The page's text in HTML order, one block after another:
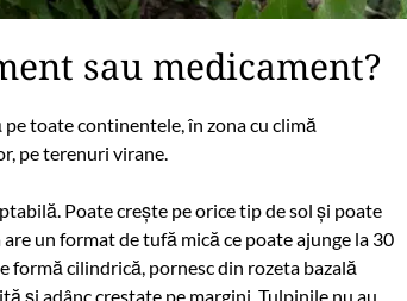
sau medicament?
toate continentele, în zona cu climă
pe terenuri virane.
Poate crește pe orice tip de sol și poate
un format de tufă mică ce poate ajunge la 30
cilindrică, pornesc din rozeta bazală
și adânc crestate pe margini. Tulpinile nu au